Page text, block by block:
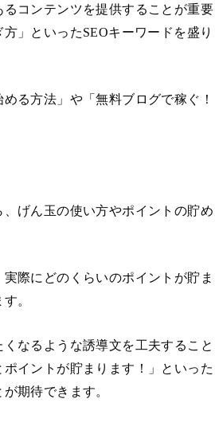
コンテンツを提供することが重要
」といったSEOキーワードを盛り
る方法」や「無料ブログで稼ぐ！
げん玉の使い方やポイントの貯め
際にどのくらいのポイントが貯ま
。
なるような誘導文を工夫すること
イントが貯まります！」といった
期待できます。